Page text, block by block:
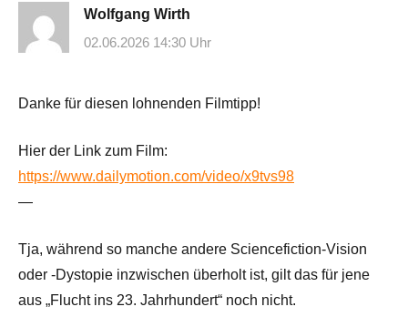
Wolfgang Wirth
02.06.2026 14:30 Uhr
Danke für diesen lohnenden Filmtipp!
Hier der Link zum Film:
https://www.dailymotion.com/video/x9tvs98
—
Tja, während so manche andere Sciencefiction-Vision
oder -Dystopie inzwischen überholt ist, gilt das für jene
aus „Flucht ins 23. Jahrhundert“ noch nicht.